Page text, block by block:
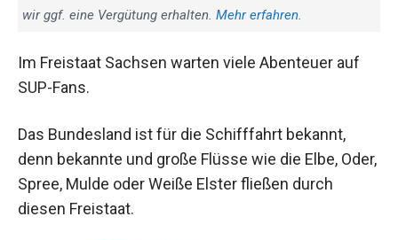
wir ggf. eine Vergütung erhalten. Mehr erfahren.
Im Freistaat Sachsen warten viele Abenteuer auf
SUP-Fans.
Das Bundesland ist für die Schifffahrt bekannt,
denn bekannte und große Flüsse wie die Elbe, Oder,
Spree, Mulde oder Weiße Elster fließen durch
diesen Freistaat.